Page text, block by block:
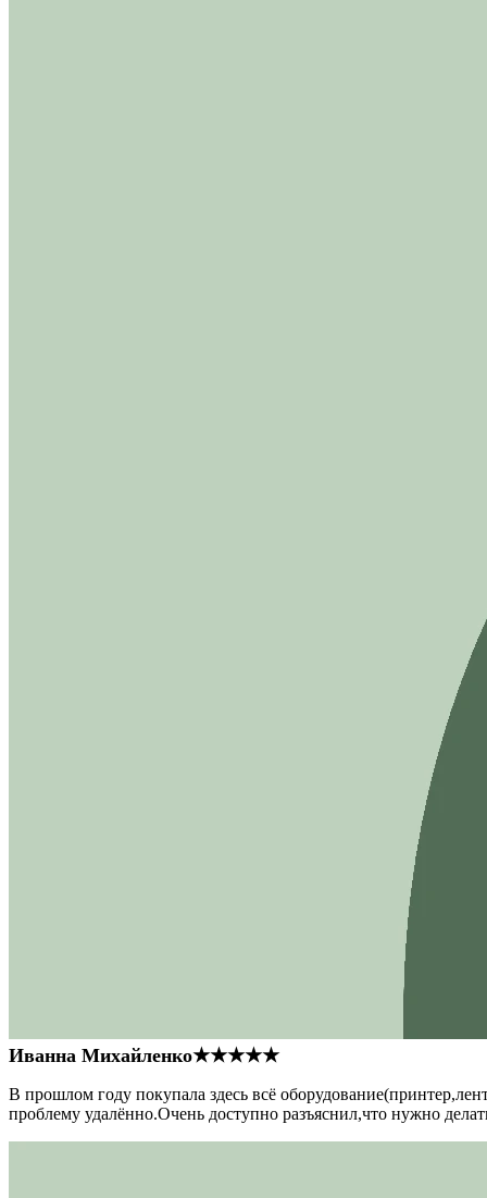
Иванна Михайленко★★★★★
В прошлом году покупала здесь всё
проблему удалённо.Очень доступно разъяснил,что нужно